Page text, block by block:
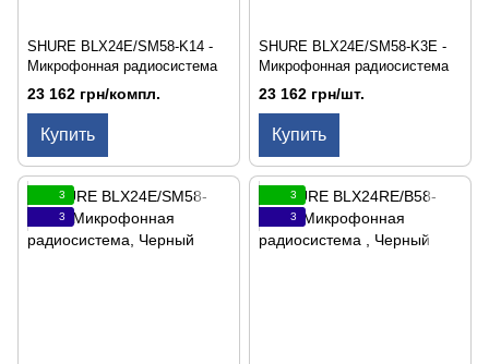
SHURE BLX24E/SM58-K14 -
Микрофонная радиосистема
23 162 грн/компл.
Купить
SHURE BLX24E/SM58-K3E -
Микрофонная радиосистема
23 162 грн/шт.
Купить
3
3
3
3